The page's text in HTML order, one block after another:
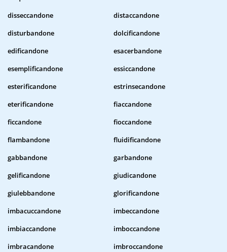
disseccandone
distaccandone
disturbandone
dolcificandone
edificandone
esacerbandone
esemplificandone
essiccandone
esterificandone
estrinsecandone
eterificandone
fiaccandone
ficcandone
fioccandone
flambandone
fluidificandone
gabbandone
garbandone
gelificandone
giudicandone
giulebbandone
glorificandone
imbacuccandone
imbeccandone
imbiaccandone
imboccandone
imbracandone
imbroccandone